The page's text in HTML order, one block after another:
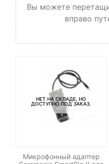
Вы можете
вправо
НЕТ НА СКЛАДЕ, НО
ДОСТУПНО ПОД ЗАКАЗ.
Микрофонный адаптер